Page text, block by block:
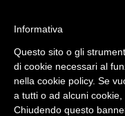
Il Blog del
accetta l'uso dei
Fai clic
Google
Informativa
Questo sito o gli
di cookie necessari al
nella cookie policy. Se
a tutti o ad alcuni cookie,
Chiudendo questo